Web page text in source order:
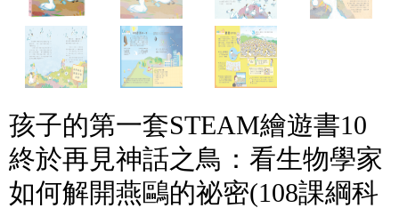
孩子的第一套STEAM繪遊書10
終於再見神話之鳥：看生物學家
如何解開燕鷗的祕密(108課綱科